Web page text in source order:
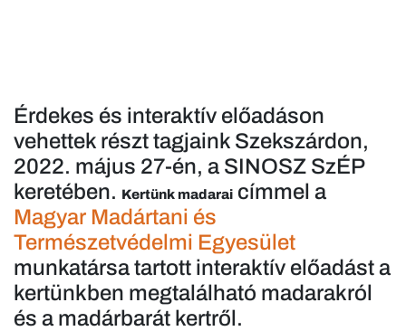
Érdekes és interaktív előadáson
vehettek részt tagjaink Szekszárdon,
2022. május 27-én, a SINOSZ SzÉP
keretében. Kertünk madarai címmel a
Magyar Madártani és
Természetvédelmi Egyesület
munkatársa tartott interaktív előadást a
kertünkben megtalálható madarakról
és a madárbarát kertről.